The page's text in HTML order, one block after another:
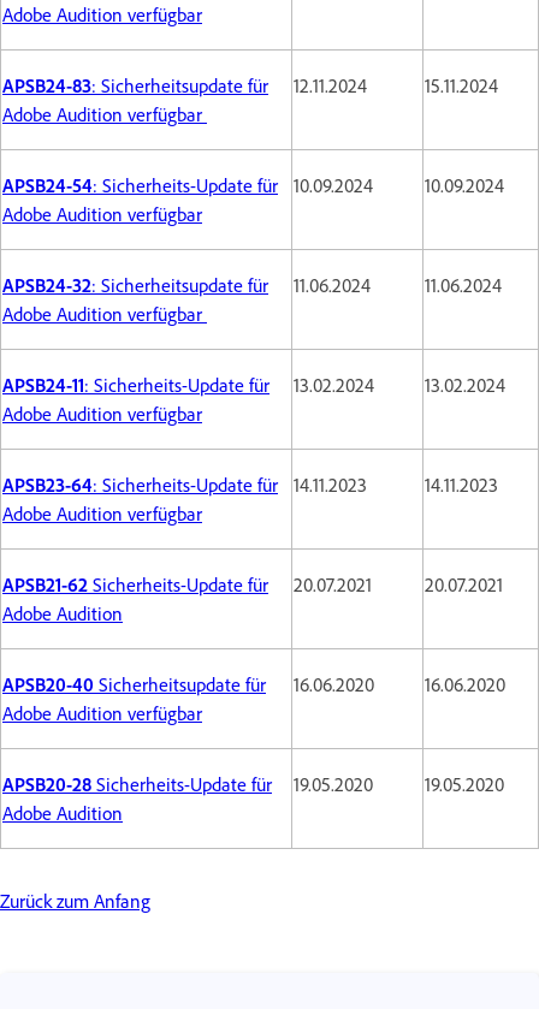
Adobe Audition verfügbar
APSB24-83: Sicherheitsupdate für
Adobe Audition verfügbar
12.11.2024 15.11.2024
APSB24-54: Sicherheits-Update für
Adobe Audition verfügbar
10.09.2024 10.09.2024
APSB24-32: Sicherheitsupdate für
Adobe Audition verfügbar
11.06.2024 11.06.2024
APSB24-11: Sicherheits-Update für
Adobe Audition verfügbar
13.02.2024 13.02.2024
APSB23-64: Sicherheits-Update für
Adobe Audition verfügbar
14.11.2023 14.11.2023
APSB21-62 Sicherheits-Update für
Adobe Audition
20.07.2021 20.07.2021
APSB20-40 Sicherheitsupdate für
Adobe Audition verfügbar
16.06.2020 16.06.2020
APSB20-28 Sicherheits-Update für
Adobe Audition
19.05.2020 19.05.2020
Zurück zum Anfang